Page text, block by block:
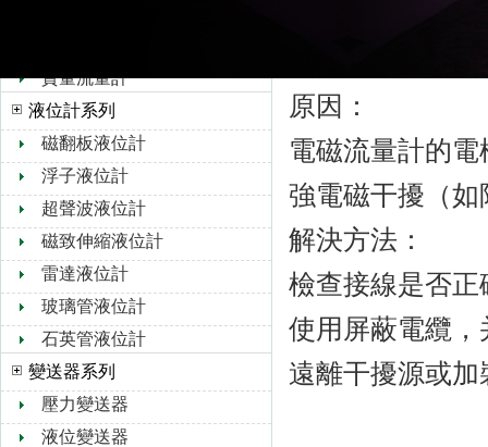
質量流量計
液位計系列
磁翻板液位計
浮子液位計
超聲波液位計
磁致伸縮液位計
雷達液位計
玻璃管液位計
石英管液位計
變送器系列
壓力變送器
液位變送器
原因：
電磁流量計的電
強電磁干擾（如
解決方法：
檢查接線是否正
使用屏蔽電纜
遠離干擾源或加